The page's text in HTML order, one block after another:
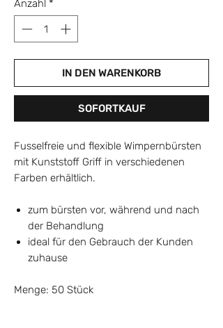
Anzahl *
IN DEN WARENKORB
SOFORTKAUF
Fusselfreie und flexible Wimpernbürsten
mit Kunststoff Griff in verschiedenen
Farben erhältlich.
zum bürsten vor, während und nach
der Behandlung
ideal für den Gebrauch der Kunden
zuhause
Menge: 50 Stück